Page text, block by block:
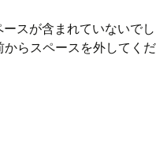
スが含まれていないでし
らスペースを外してくだ